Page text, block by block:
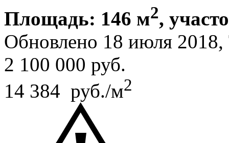
Площадь: 146 м2,
Обновлено 18 июля
2 100 000 руб.
14 384 руб./м2